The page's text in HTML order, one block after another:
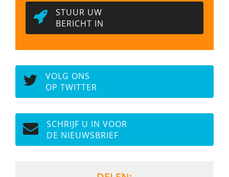
STUUR UW
BERICHT IN
VOLG ONS
OP TWITTER
SCHRIJF U IN VOOR
DE NIEUWSBRIEF